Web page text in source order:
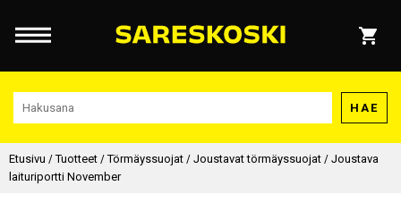
HAE
Etusivu /Tuotteet /Törmäyssuojat / Joustavat törmäyssuojat / Joustava
laituriportti November